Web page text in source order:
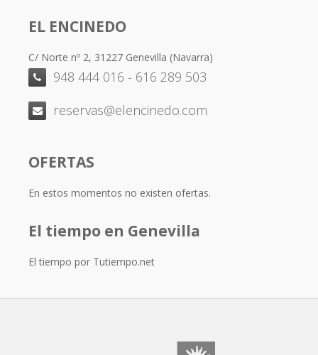
EL ENCINEDO
C/ Norte nº 2, 31227 Genevilla (Navarra)
948 444 016 - 616 289 503
reservas@elencinedo.com
OFERTAS
En estos momentos no existen ofertas.
El tiempo en Genevilla
El tiempo por Tutiempo.net